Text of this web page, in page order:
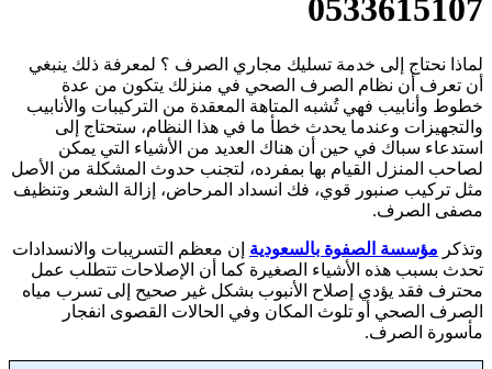
0533615107
لماذا نحتاج إلى خدمة تسليك مجاري الصرف ؟ لمعرفة ذلك ينبغي
أن تعرف أن نظام الصرف الصحي في منزلك يتكون من عدة
خطوط وأنابيب فهي تُشبه المتاهة المعقدة من التركيبات والأنابيب
والتجهيزات وعندما يحدث خطأ ما في هذا النظام، ستحتاج إلى
استدعاء سباك في حين أن هناك العديد من الأشياء التي يمكن
لصاحب المنزل القيام بها بمفرده، لتجنب حدوث المشكلة من الأصل
مثل تركيب صنبور قوي، فك انسداد المرحاض، إزالة الشعر وتنظيف
مصفى الصرف.
وتذكر مؤسسة الصفوة بالسعودية إن معظم التسريبات والانسدادات
تحدث بسبب هذه الأشياء الصغيرة كما أن الإصلاحات تتطلب عمل
محترف فقد يؤدي إصلاح الأنبوب بشكل غير صحيح إلى تسرب مياه
الصرف الصحي أو تلوث المكان وفي الحالات القصوى انفجار
مأسورة الصرف.